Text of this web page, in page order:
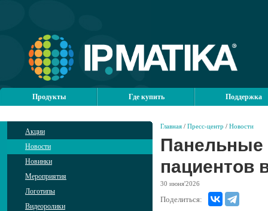
Продукты Где купить Поддержка
Акции
Новости
Новинки
Мероприятия
Логотипы
Видеоролики
Главная / Пресс-центр / Новости
пациентов
30 июня'2026
Поделиться: